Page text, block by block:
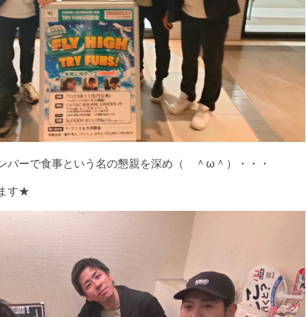
バーで食事という名の懇親を深め（ ＾ω＾）・・・
す★